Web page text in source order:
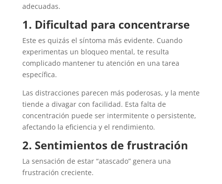
adecuadas.
1. Dificultad para concentrarse
Este es quizás el síntoma más evidente. Cuando
experimentas un bloqueo mental, te resulta
complicado mantener tu atención en una tarea
específica.
Las distracciones parecen más poderosas, y la mente
tiende a divagar con facilidad. Esta falta de
concentración puede ser intermitente o persistente,
afectando la eficiencia y el rendimiento.
2. Sentimientos de frustración
La sensación de estar “atascado” genera una
frustración creciente.